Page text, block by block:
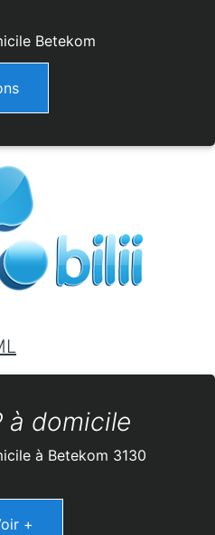
Betekom
à domicile
à Betekom 3130
+